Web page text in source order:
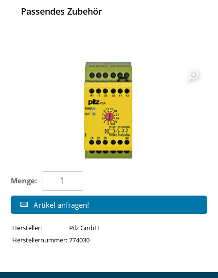
Passendes Zubehör
Menge:
Artikel anfragen!
Hersteller:
Pilz GmbH
Herstellernummer: 774030